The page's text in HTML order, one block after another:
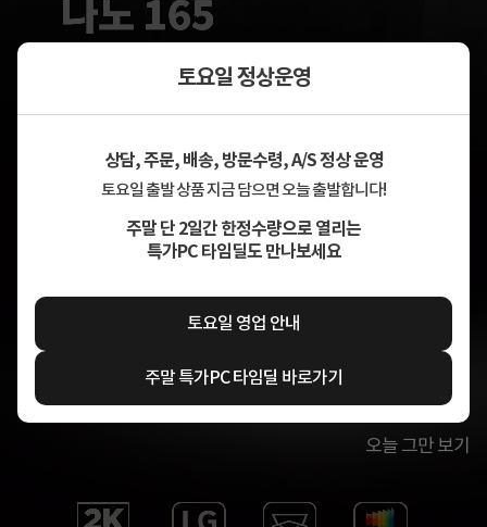
토요일 정상운영
상담, 주문, 배송, 방문수령, A/S 정상 운영
토요일 출발 상품 지금 담으면 오늘 출발합니다!
주말 단 2일간 한정수량으로 열리는
특가PC 타임딜도 만나보세요
토요일 영업 안내
주말 특가PC 타임딜 바로가기
오늘 그만 보기